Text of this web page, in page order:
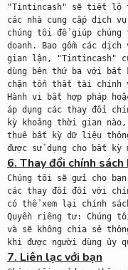
"Tintincash" sẽ tiết lộ
các nhà cung cấp dịch
chúng tôi để giúp
doanh. Bao gồm các
gian lận, "Tintincash"
dùng bên thứ ba với bất
chặn tổn thất tài chính
Hành vi bất hợp pháp
áp dụng các thay đổi
kỳ khoảng thời gian
thuê bất kỳ dữ liệu
6. Thay đổi chính
Chúng tôi sẽ gửi cho bạn
các thay đổi đối với
có thể xem lại chính
Quyền riêng tư: Chúng
và sẽ không chia sẻ
7. Liên lạc với bạn